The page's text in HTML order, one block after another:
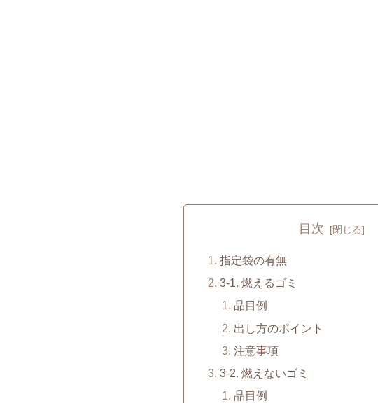
目次
指定袋の有無
3-1. 燃えるゴミ
品目例
出し方のポイント
注意事項
3-2. 燃えないゴミ
品目例